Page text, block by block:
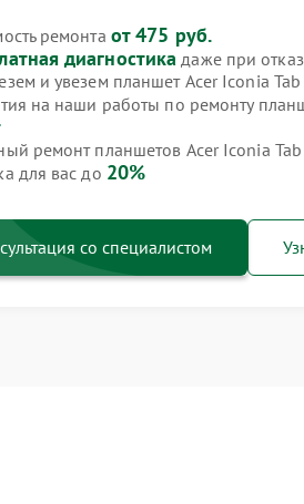
ремонта от 475 руб.
диагностика даже при
и увезем планшет Acer Iconia
на наши работы по ремонту
ремонт планшетов Acer Iconia Tab
для вас до 20%
со специалистом